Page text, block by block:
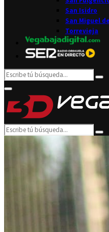
San Isidro
San Miguel
Torrevieja
Search
for:
Primary
Menu
Search
for: